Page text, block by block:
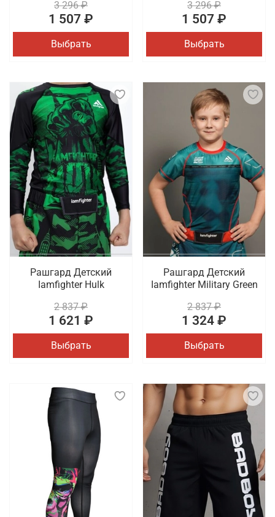
3 296 ₽
1 507 ₽
Выбрать
3 296 ₽
1 507 ₽
Выбрать
Рашгард Детский
Iamfighter Hulk
2 837 ₽
1 621 ₽
Выбрать
Рашгард Детский
Iamfighter Military Green
2 837 ₽
1 324 ₽
Выбрать